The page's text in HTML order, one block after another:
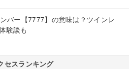
バー【7777】の意味は？ツインレ
験談も
セスランキング